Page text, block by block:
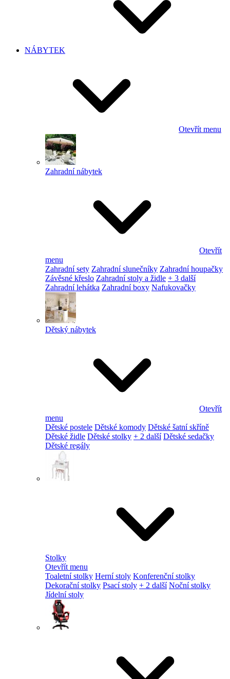
NÁBYTEK
Otevřít menu
Zahradní nábytek
Otevřít
menu
Zahradní sety Zahradní slunečníky Zahradní houpačky
Závěsné křeslo Zahradní stoly a židle + 3 další
Zahradní lehátka Zahradní boxy Nafukovačky
Dětský nábytek
Otevřít
menu
Dětské postele Dětské komody Dětské šatní skříně
Dětské židle Dětské stolky + 2 další Dětské sedačky
Dětské regály
Stolky
Otevřít menu
Toaletní stolky Herní stoly Konferenční stolky
Dekorační stolky Psací stoly + 2 další Noční stolky
Jídelní stoly